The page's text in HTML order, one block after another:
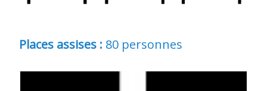
Places assises : 80 personnes